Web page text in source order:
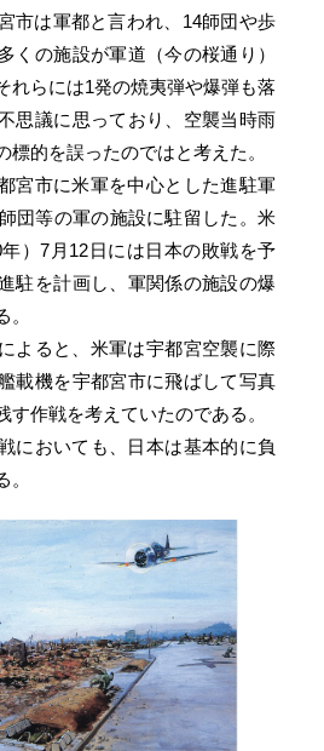
市は軍都と言われ、14師団や歩
くの施設が軍道（今の桜通り）
れらには1発の焼夷弾や爆弾も落
思議に思っており、空襲当時雨
標的を誤ったのではと考えた。
宮市に米軍を中心とした進駐軍
団等の軍の施設に駐留した。米
）7月12日には日本の敗戦を予
駐を計画し、軍関係の施設の爆
よると、米軍は宇都宮空襲に際
載機を宇都宮市に飛ばして写真
す作戦を考えていたのである。
においても、日本は基本的に負